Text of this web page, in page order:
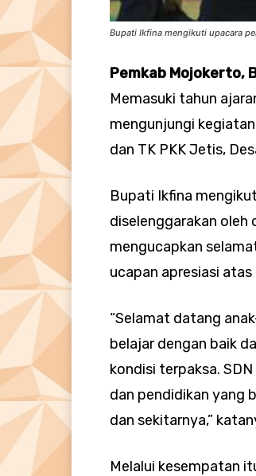
Bupati Ikfina mengikuti upacara
Pemkab Mojokerto,
Memasuki tahun
mengunjungi
dan TK PKK Jetis,
Bupati Ikfina
diselenggarakan oleh
mengucapkan
ucapan apresiasi
“Selamat datang
belajar dengan baik
kondisi terpaksa.
dan pendidikan yang
dan sekitarnya,”
Melalui kesempatan